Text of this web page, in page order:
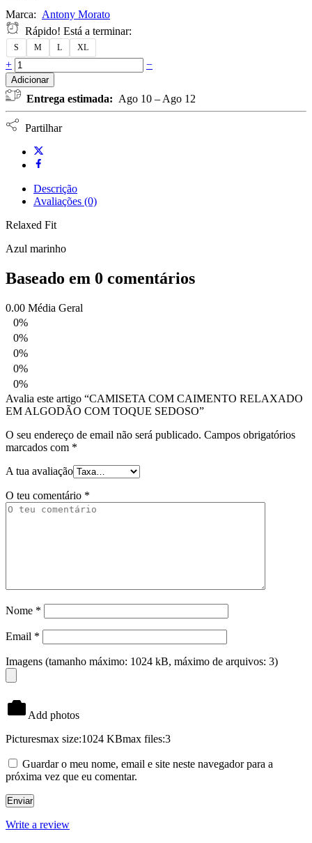
Marca: Antony Morato
Rápido! Está a terminar:
S M L XL
+ −
Adicionar
Entrega estimada: Ago 10 – Ago 12
Partilhar
Descrição
Avaliações (0)
Relaxed Fit
Azul marinho
Baseado em 0 comentários
0.00 Média Geral
0%
0%
0%
0%
0%
Avalia este artigo “CAMISETA COM CAIMENTO RELAXADO
EM ALGODÃO COM TOQUE SEDOSO”
O seu endereço de email não será publicado. Campos obrigatórios
marcados com *
A tua avaliação
O teu comentário *
Nome *
Email *
Imagens (tamanho máximo: 1024 kB, máximo de arquivos: 3)
Add photos
Picturesmax size:1024 KBmax files:3
Guardar o meu nome, email e site neste navegador para a
próxima vez que eu comentar.
Write a review